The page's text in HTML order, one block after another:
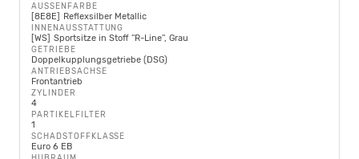
AUSSENFARBE
8E8E Reflexsilber Metallic
INNENAUSSTATTUNG
WS Sportsitze in Stoff ''R-Line'', Grau
GETRIEBE
Doppelkupplungsgetriebe (DSG)
ANTRIEBSACHSE
Frontantrieb
ZYLINDER
4
PARTIKELFILTER
1
SCHADSTOFFKLASSE
Euro 6 EB